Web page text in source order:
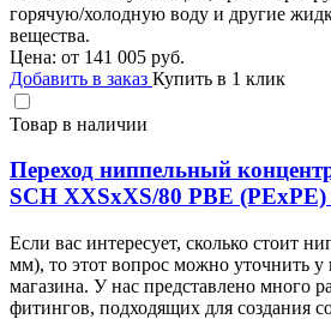
горячую/холодную воду и другие
вещества.
Цена: от 141 005 руб.
Добавить в заказ Купить в 1 клик
Товар в наличии
Переход ниппельный
SCH XXSхXS/80 PBE (PEхPE)
Если вас интересует, сколько стоит
мм), то этот вопрос можно уточнить у
магазина. У нас представлено много
фитингов, подходящих для создания